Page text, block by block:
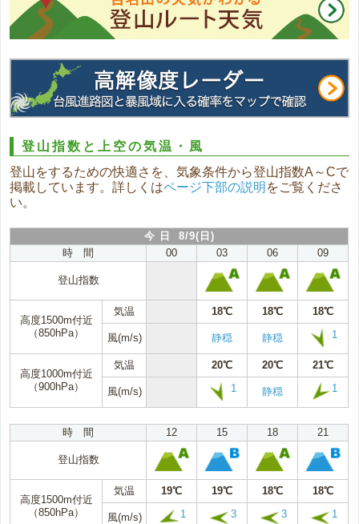
登山指数と上空の気温・風
登山をするための快適さを、気象条件から登山指数A～Cで
掲載しています。詳しくはページ下部の説明 をご覧くださ
い。
今 日 8/9(日)
時 間
00 03 06 09
登山指数
高度1500m付近
（850hPa）
気温 18℃ 18℃ 18℃
風(m/s) 静穏 静穏 1
高度1000m付近
（900hPa）
気温 20℃ 20℃ 21℃
風(m/s) 1 静穏 1
時 間 12 15 18 21
登山指数
高度1500m付近
（850hPa）
気温 19℃ 19℃ 18℃ 18℃
風(m/s) 1 3 3 1